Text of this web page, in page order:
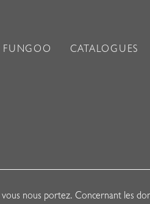
FUNGOO CATALOGUES
nous portez. Concernant les